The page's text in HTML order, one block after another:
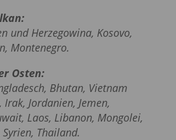
und Herzegowina, Kosovo,
Montenegro.
Osten:
Bhutan, Vietnam
Jordanien, Jemen,
Laos, Libanon, Mongolei,
Thailand.